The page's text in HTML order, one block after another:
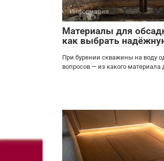
Информация
Материалы для
как выбрать
При бурении скважины на воду
вопросов — из какого материала